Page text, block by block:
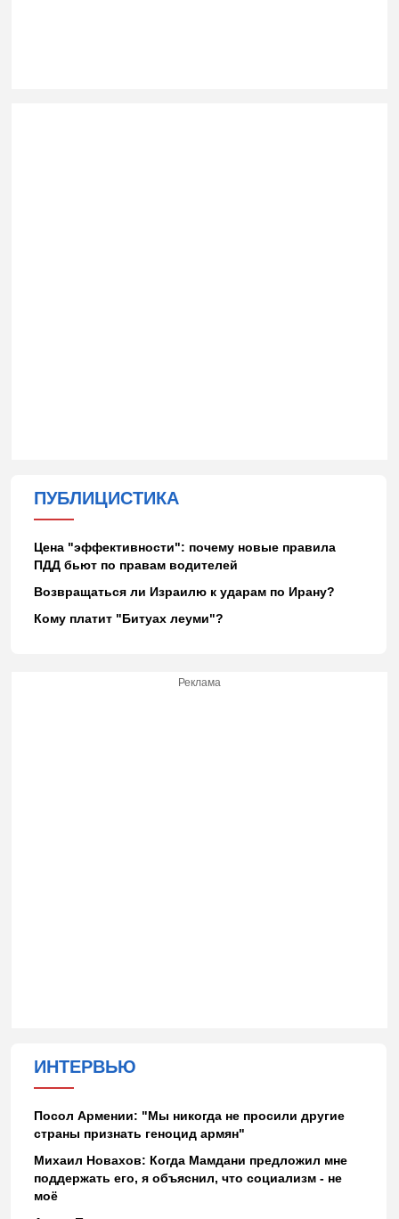
ПУБЛИЦИСТИКА
Цена "эффективности": почему новые правила
ПДД бьют по правам водителей
Возвращаться ли Израилю к ударам по Ирану?
Кому платит "Битуах леуми"?
Реклама
ИНТЕРВЬЮ
Посол Армении: "Мы никогда не просили другие
страны признать геноцид армян"
Михаил Новахов: Когда Мамдани предложил мне
поддержать его, я объяснил, что социализм - не
моё